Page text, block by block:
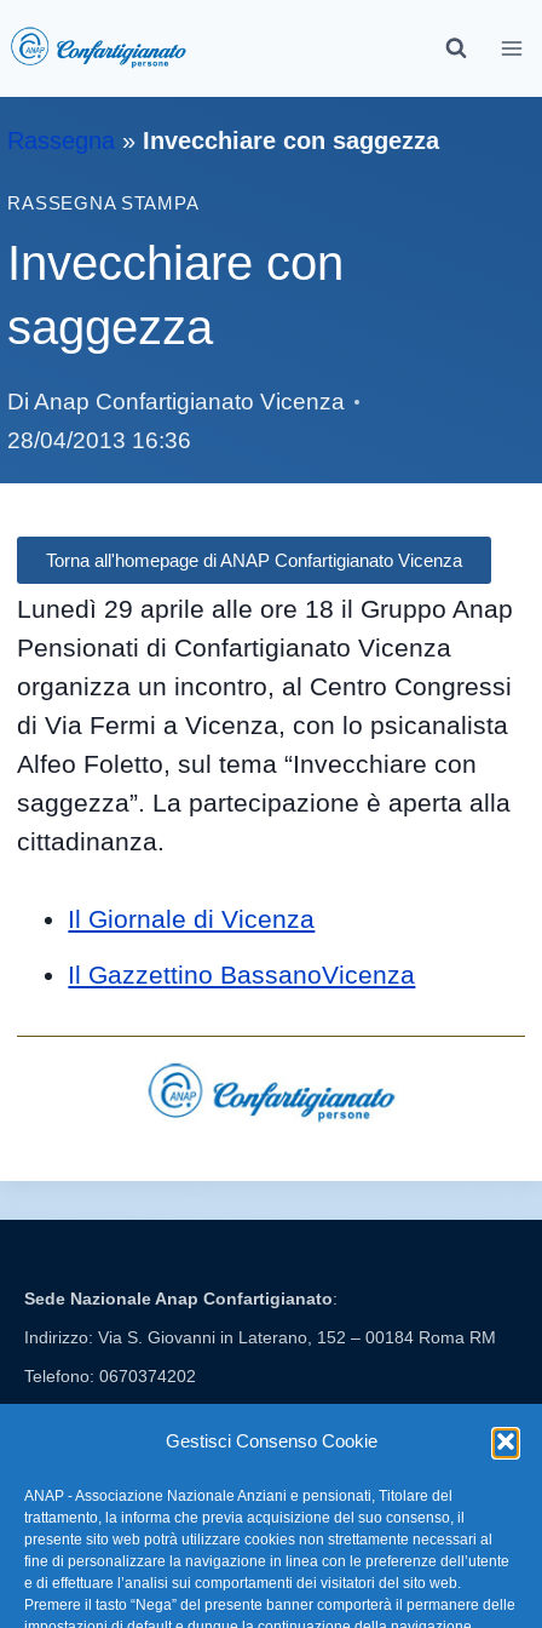
Gestisci Consenso Cookie
ANAP - Associazione Nazionale Anziani e pensionati, Titolare del
trattamento, la informa che previa acquisizione del suo consenso, il
presente sito web potrà utilizzare cookies non strettamente necessari al
fine di personalizzare la navigazione in linea con le preferenze dell’utente
e di effettuare l’analisi sui comportamenti dei visitatori del sito web.
Premere il tasto “Nega” del presente banner comporterà il permanere delle
Rassegna » Invecchiare con saggezza
RASSEGNA STAMPA
Invecchiare con
saggezza
Di Anap Confartigianato Vicenza
28/04/2013 16:36
Torna all'homepage di ANAP Confartigianato Vicenza
Lunedì 29 aprile alle ore 18 il Gruppo Anap
Pensionati di Confartigianato Vicenza
organizza un incontro, al Centro Congressi
di Via Fermi a Vicenza, con lo psicanalista
Alfeo Foletto, sul tema “Invecchiare con
saggezza”. La partecipazione è aperta alla
cittadinanza.
Il Giornale di Vicenza
Il Gazzettino BassanoVicenza
Sede Nazionale Anap Confartigianato:
Indirizzo: Via S. Giovanni in Laterano, 152 – 00184 Roma RM
Telefono: 0670374202
FAQ – Domande Frequenti
La nostra Newsletter